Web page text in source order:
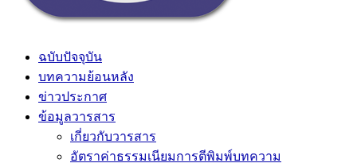
ฉบับปัจจุบัน
บทความย้อนหลัง
ข่าวประกาศ
ข้อมูลวารสาร
เกี่ยวกับวารสาร
อัตราค่าธรรมเนียมการตีพิมพ์บทความ